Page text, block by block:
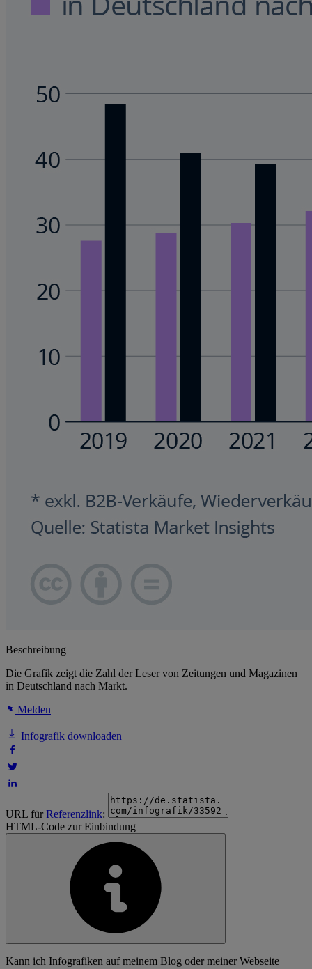
Beschreibung
Die Grafik zeigt die Zahl der Leser von Zeitungen und Magazinen
in Deutschland nach Markt.
Melden
Infografik downloaden
URL fürReferenzlink:
HTML-Code zur Einbindung
Kann ich Infografiken auf meinem Blog oder meiner Webseite